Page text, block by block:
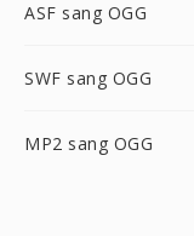
ASF sang OGG
SWF sang OGG
MP2 sang OGG